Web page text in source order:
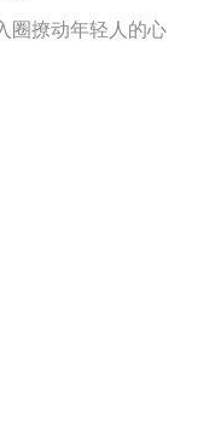
圈撩动年轻人的心